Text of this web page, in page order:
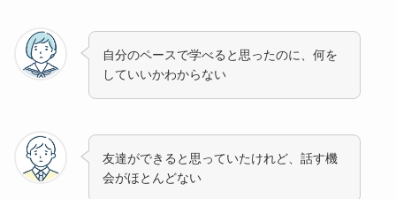
保護者の声かけが負担に感じられる
通学型（キャンパス通学中心）で生まれやすい「ズ
レ」と「後悔」
人間関係の距離感に戸惑う
家庭でのズレ
自分のペースで学べると思ったのに、何を
していいかわからない
友達ができると思っていたけれど、話す機
会がほとんどない